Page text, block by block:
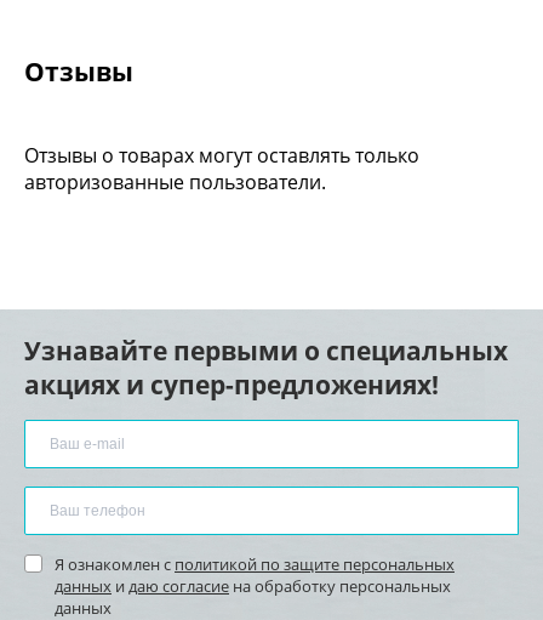
Отзывы
Отзывы о товарах могут оставлять только
авторизованные пользователи.
Узнавайте первыми о специальных
акциях и супер-предложениях!
Я ознакомлен с политикой по защите персональных
данных и даю согласие на обработку персональных
данных